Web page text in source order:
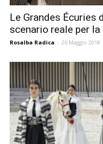
Le Grandes Écuries
scenario reale per la
Rosalba Radica - 26 Maggio 2018